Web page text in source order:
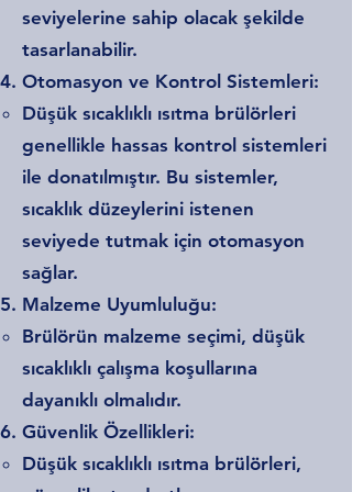
seviyelerine sahip olacak şekilde
tasarlanabilir.
Otomasyon ve Kontrol Sistemleri:
Düşük sıcaklıklı ısıtma brülörleri
genellikle hassas kontrol sistemleri
ile donatılmıştır. Bu sistemler,
sıcaklık düzeylerini istenen
seviyede tutmak için otomasyon
sağlar.
Malzeme Uyumluluğu:
Brülörün malzeme seçimi, düşük
sıcaklıklı çalışma koşullarına
dayanıklı olmalıdır.
Güvenlik Özellikleri:
Düşük sıcaklıklı ısıtma brülörleri,